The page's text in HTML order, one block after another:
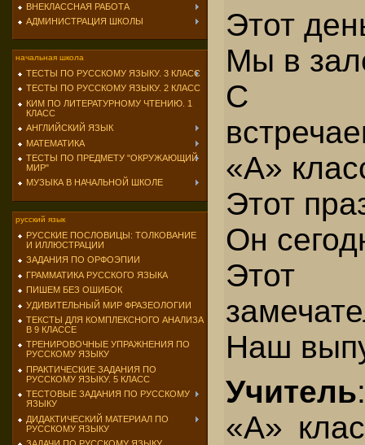
ВНЕКЛАССНАЯ РАБОТА
АДМИНИСТРАЦИЯ ШКОЛЫ
начальная школа
ТЕСТЫ ПО РУССКОМУ ЯЗЫКУ. 3 КЛАСС
ТЕСТЫ ПО РУССКОМУ ЯЗЫКУ. 2 КЛАСС
КИМ ПО ЛИТЕРАТУРНОМУ ЧТЕНИЮ. 1
КЛАСС
АНГЛИЙСКИЙ ЯЗЫК
МАТЕМАТИКА
ТЕСТЫ ПО ПРЕДМЕТУ "ОКРУЖАЮЩИЙ
МИР"
МУЗЫКА В НАЧАЛЬНОЙ ШКОЛЕ
русский язык
РУССКИЕ ПОСЛОВИЦЫ: ТОЛКОВАНИЕ
И ИЛЛЮСТРАЦИИ
ЗАДАНИЯ ПО ОРФОЭПИИ
ГРАММАТИКА РУССКОГО ЯЗЫКА
ПИШЕМ БЕЗ ОШИБОК
УДИВИТЕЛЬНЫЙ МИР ФРАЗЕОЛОГИИ
ТЕКСТЫ ДЛЯ КОМПЛЕКСНОГО АНАЛИЗА
В 9 КЛАССЕ
ТРЕНИРОВОЧНЫЕ УПРАЖНЕНИЯ ПО
РУССКОМУ ЯЗЫКУ
ПРАКТИЧЕСКИЕ ЗАДАНИЯ ПО
РУССКОМУ ЯЗЫКУ. 5 КЛАСС
ТЕСТОВЫЕ ЗАДАНИЯ ПО РУССКОМУ
ЯЗЫКУ
ДИДАКТИЧЕСКИЙ МАТЕРИАЛ ПО
РУССКОМУ ЯЗЫКУ
Этот
Мы в
С
«А»
Этот
Он
Наш
Учитель
«А»